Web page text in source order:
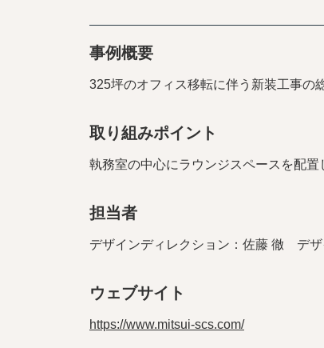
事例概要
325坪のオフィス移転に伴う新装工事の
取り組みポイント
執務室の中心にラウンジスペースを配
担当者
デザインディレクション：佐藤 徹 デ
ウェブサイト
https://www.mitsui-scs.com/